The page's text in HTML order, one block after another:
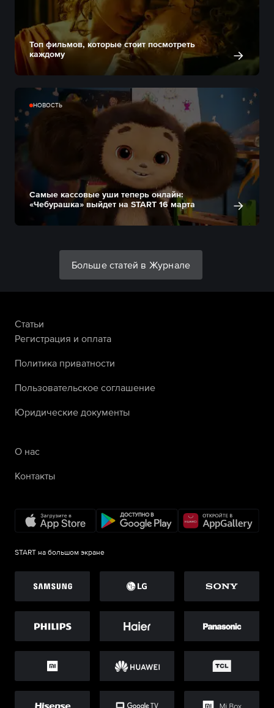
Топ фильмов, которые стоит посмотреть
каждому
НОВОСТЬ
Самые кассовые уши теперь онлайн:
«Чебурашка» выйдет на START 16 марта
Больше статей в Журнале
Статьи
Регистрация и оплата
Политика приватности
Пользовательское соглашение
Юридические документы
О нас
Контакты
START на большом экране